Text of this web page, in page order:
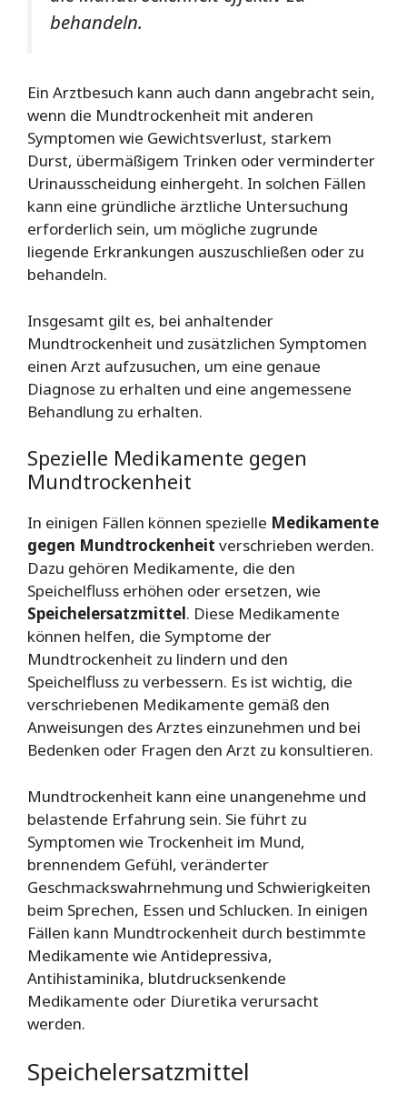
behandeln.
Ein Arztbesuch kann auch dann angebracht sein,
wenn die Mundtrockenheit mit anderen
Symptomen wie Gewichtsverlust, starkem
Durst, übermäßigem Trinken oder verminderter
Urinausscheidung einhergeht. In solchen Fällen
kann eine gründliche ärztliche Untersuchung
erforderlich sein, um mögliche zugrunde
liegende Erkrankungen auszuschließen oder zu
behandeln.
Insgesamt gilt es, bei anhaltender
Mundtrockenheit und zusätzlichen Symptomen
einen Arzt aufzusuchen, um eine genaue
Diagnose zu erhalten und eine angemessene
Behandlung zu erhalten.
Spezielle Medikamente gegen
Mundtrockenheit
In einigen Fällen können spezielle Medikamente
gegen Mundtrockenheit verschrieben werden.
Dazu gehören Medikamente, die den
Speichelfluss erhöhen oder ersetzen, wie
Speichelersatzmittel. Diese Medikamente
können helfen, die Symptome der
Mundtrockenheit zu lindern und den
Speichelfluss zu verbessern. Es ist wichtig, die
verschriebenen Medikamente gemäß den
Anweisungen des Arztes einzunehmen und bei
Bedenken oder Fragen den Arzt zu konsultieren.
Mundtrockenheit kann eine unangenehme und
belastende Erfahrung sein. Sie führt zu
Symptomen wie Trockenheit im Mund,
brennendem Gefühl, veränderter
Geschmackswahrnehmung und Schwierigkeiten
beim Sprechen, Essen und Schlucken. In einigen
Fällen kann Mundtrockenheit durch bestimmte
Medikamente wie Antidepressiva,
Antihistaminika, blutdrucksenkende
Medikamente oder Diuretika verursacht
werden.
Speichelersatzmittel